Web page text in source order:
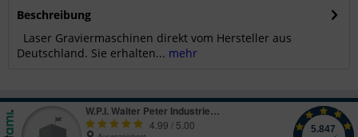
Beschreibung
Laser Graviermaschinen direkt vom Hersteller aus
Deutschland. Sie erhalten... mehr